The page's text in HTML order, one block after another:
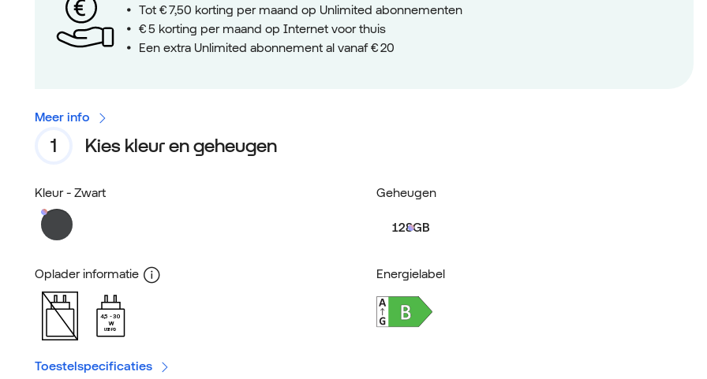
Tot € 7,50 korting per maand op Unlimited abonnementen
€ 5 korting per maand op Internet voor thuis
Een extra Unlimited abonnement al vanaf € 20
Meer info
Kies kleur en geheugen
Kleur - Zwart Geheugen
128GB
Oplader informatie
4,5
30
W
USB PD
Energielabel
Toestelspecificaties